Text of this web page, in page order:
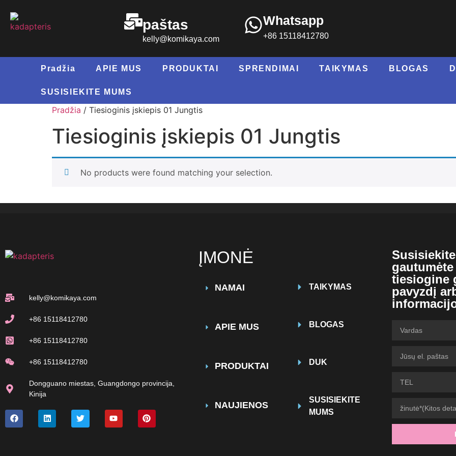
paštas
kelly@komikaya.com
Whatsapp
+86 15118412780
Pradžia APIE MUS PRODUKTAI SPRENDIMAI TAIKYMAS BLOGAS
SUSISIEKITE MUMS
Pradžia / Tiesioginis įskiepis 01 Jungtis
Tiesioginis įskiepis 01 Jungtis
No products were found matching your selection.
kelly@komikaya.com
+86 15118412780
+86 15118412780
+86 15118412780
Dongguano miestas, Guangdongo provincija,
Kinija
ĮMONĖ
NAMAI
APIE MUS
PRODUKTAI
NAUJIENOS
TAIKYMAS
BLOGAS
DUK
SUSISIEKITE
MUMS
tiesiogine
pavyzdį